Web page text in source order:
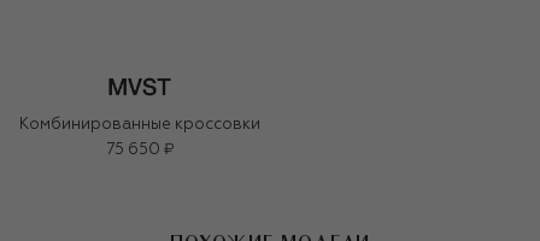
Комбинированные кроссовки
75 650 ₽